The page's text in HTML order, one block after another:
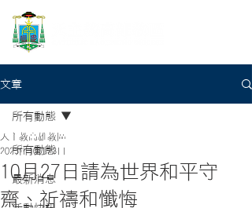
文章
所有動態
最新消息
所有動態
10月27日請為世界和平守
齋、祈禱和懺悔
天主教高雄教區
2023年10月23日